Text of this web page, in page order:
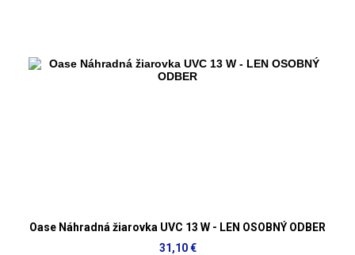
Oase Náhradná žiarovka UVC 13 W - LEN OSOBNÝ ODBER
31,10 €